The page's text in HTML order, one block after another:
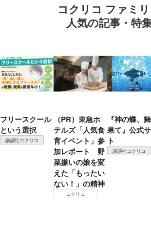
コクリコ ファミ
人気の記事・特
フリースクール
という選択
講談社コクリコ
（PR）東急ホ
テルズ「人気食
育イベント」参
加レポート 野
菜嫌いの娘を変
えた「もったい
ない！」の精神
コクリコ
『神の蝶、
果て』公式
ト
講談社コクリコ